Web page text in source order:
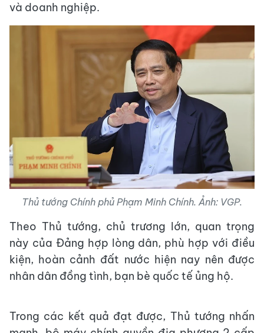
và doanh nghiệp.
Thủ tướng Chính phủ Phạm Minh Chính. Ảnh: VGP.
Theo Thủ tướng, chủ trương lớn, quan trọng
này của Đảng hợp lòng dân, phù hợp với điều
kiện, hoàn cảnh đất nước hiện nay nên được
nhân dân đồng tình, bạn bè quốc tế ủng hộ.
Trong các kết quả đạt được, Thủ tướng nhấn